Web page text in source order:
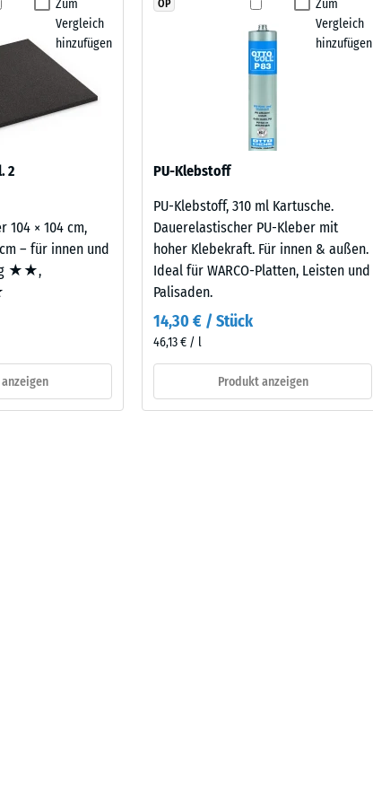
UV-stabilem, durchgefärbtem
die Basisschicht aus ELT-
DS (EN 14041) - Skalenwert 4 = Gleitreibungskoeffizient ca. 0,53
gegen abrasiven Verschleiß - Skalenwert 2 = "gut" (BS 7188)
(EN 12616) - Skalenwert 5 = Infiltration ca. 1000 mm/h (1000 l/h/m²)
- Skalenwert 4 = mittlerer Akzeptanzwinkel ca. 16°, Gruppe R10
2 = Wärmeleitfähigkeit ca. 0,12 W/(m·K)
Produkt
Zum
Vergleich
hinzufügen
2
104 × 104 cm,
– für innen und
★★,
Zum
Vergleich
hinzufügen
OP
PU-Klebstoff
PU-Klebstoff, 310 ml Kartusche.
Dauerelastischer PU-Kleber mit
hoher Klebekraft. Für innen & außen.
Ideal für WARCO-Platten, Leisten und
Palisaden.
14,30 € / Stück
46,13 € / l
Produkt anzeigen